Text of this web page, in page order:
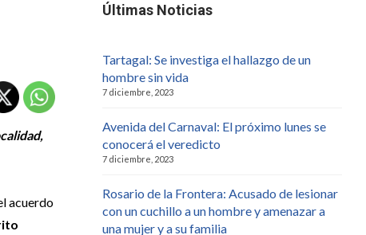
acuerdo
Últimas Noticias
Tartagal: Se investiga el hallazgo de un
hombre sin vida
7 diciembre, 2023
Avenida del Carnaval: El próximo lunes se
conocerá el veredicto
7 diciembre, 2023
Rosario de la Frontera: Acusado de lesionar
con un cuchillo a un hombre y amenazar a
una mujer y a su familia